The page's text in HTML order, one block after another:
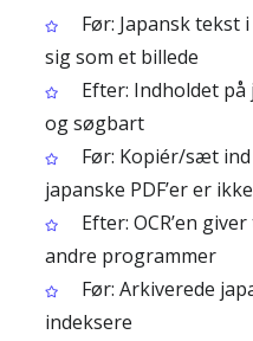
Før: Japansk tekst
sig som et billede
Efter: Indholdet
og søgbart
Før: Kopiér/sæt
japanske PDF’er er
Efter: OCR’en
andre programmer
Før: Arkiverede
indeksere